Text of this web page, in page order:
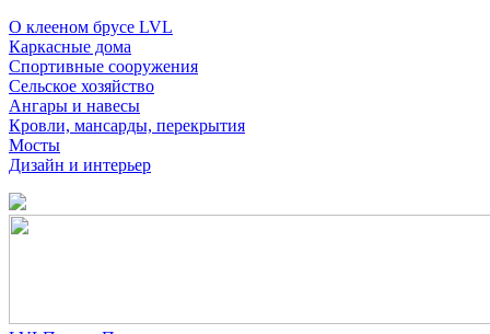
О клееном брусе LVL
Каркасные дома
Спортивные сооружения
Сельское хозяйство
Ангары и навесы
Кровли, мансарды, перекрытия
Мосты
Дизайн и интерьер